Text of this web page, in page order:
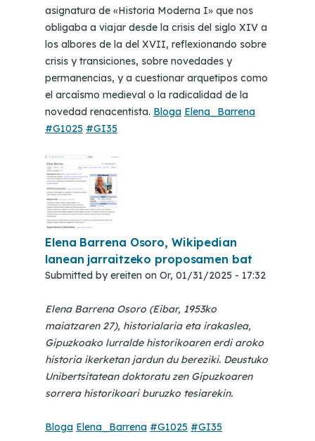
asignatura de «Historia Moderna I» que nos
obligaba a viajar desde la crisis del siglo XIV a
los albores de la del XVII, reflexionando sobre
crisis y transiciones, sobre novedades y
permanencias, y a cuestionar arquetipos como
el arcaísmo medieval o la radicalidad de la
novedad renacentista. Bloga Elena_Barrena
#G1025 #GI35
Elena Barrena Osoro, Wikipedian
lanean jarraitzeko proposamen bat
Submitted byereiten on Or, 01/31/2025 - 17:32
Elena Barrena Osoro (Eibar, 1953ko
maiatzaren 27), historialaria eta irakaslea,
Gipuzkoako lurralde historikoaren erdi aroko
historia ikerketan jardun du bereziki. Deustuko
Unibertsitatean doktoratu zen Gipuzkoaren
sorrera historikoari buruzko tesiarekin.
Bloga Elena_Barrena #G1025 #GI35